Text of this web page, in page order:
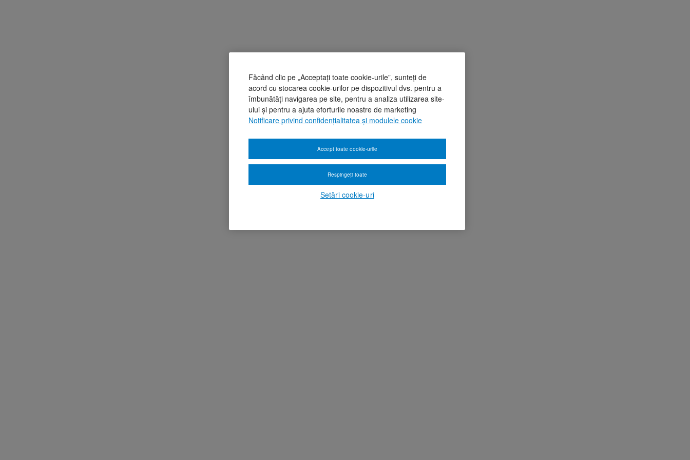
Făcând clic pe „Acceptați toate cookie-urile”, sunteți de
acord cu stocarea cookie-urilor pe dispozitivul dvs. pentru a
îmbunătăți navigarea pe site, pentru a analiza utilizarea site-
ului și pentru a ajuta eforturile noastre de marketing
Notificare privind confidențialitatea și modulele cookie
Setări cookie-uri
Respingeți toate
Accept toate cookie-urile